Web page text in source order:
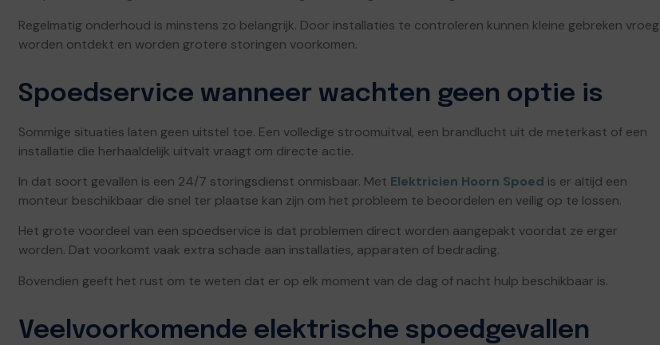
Regelmatig onderhoud is minstens zo belangrijk. Door installaties te controleren kunnen kleine gebreken vroeg
worden ontdekt en worden grotere storingen voorkomen.
Spoedservice wanneer wachten geen optie is
Sommige situaties laten geen uitstel toe. Een volledige stroomuitval, een brandlucht uit de meterkast of een
installatie die herhaaldelijk uitvalt vraagt om directe actie.
In dat soort gevallen is een 24/7 storingsdienst onmisbaar. Met Elektricien Hoorn Spoed is er altijd een
monteur beschikbaar die snel ter plaatse kan zijn om het probleem te beoordelen en veilig op te lossen.
Het grote voordeel van een spoedservice is dat problemen direct worden aangepakt voordat ze erger
worden. Dat voorkomt vaak extra schade aan installaties, apparaten of bedrading.
Bovendien geeft het rust om te weten dat er op elk moment van de dag of nacht hulp beschikbaar is.
Veelvoorkomende elektrische spoedgevallen